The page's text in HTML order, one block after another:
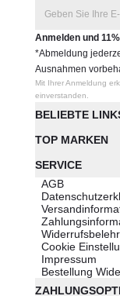
BELIEBTE
TOP MARKEN
SERVICE
AGB
Cookie
Impressum
Bestellung
Anmelden und
*Abmeldung
Ausnahmen
Mit Ihrer Anmeldung
einverstanden.